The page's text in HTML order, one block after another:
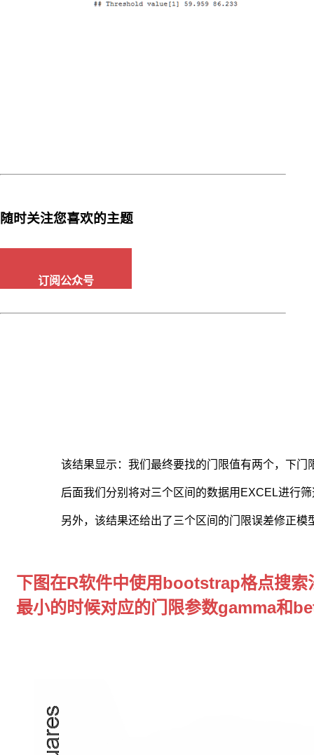
随时关注您喜欢的主题
订阅公众号
该结果显示：我们最终要找的门限值有两个，下
后面我们分别将对三个区间的数据用EXCEL进行
另外，该结果还给出了三个区间的门限误差修正模
下图在R软件中使用bootstrap格点搜
最小的时候对应的门限参数gamma和